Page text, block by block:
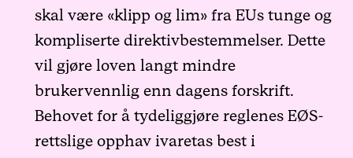
skal være «klipp og lim» fra EUs tunge og
kompliserte direktivbestemmelser. Dette
vil gjøre loven langt mindre
brukervennlig enn dagens forskrift.
Behovet for å tydeliggjøre reglenes EØS-
rettslige opphav ivaretas best i